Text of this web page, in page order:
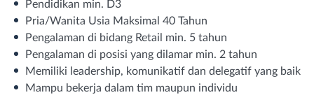
Pendidikan min. D3
Pria/Wanita Usia Maksimal 40 Tahun
Pengalaman di bidang Retail min. 5 tahun
Pengalaman di posisi yang dilamar min. 2 tahun
Memiliki leadership, komunikatif dan delegatif yang baik
Mampu bekerja dalam tim maupun individu